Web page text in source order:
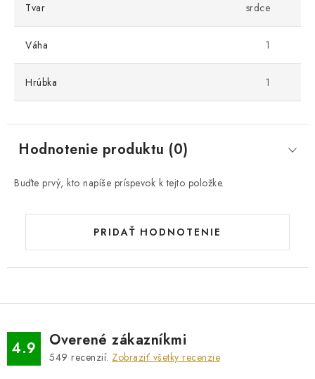
Tvar srdce
Váha 1
Hrúbka 1
Hodnotenie produktu (0)
Buďte prvý, kto napíše príspevok k tejto položke.
PRIDAŤ HODNOTENIE
4.9 Overené zákazníkmi
549 recenzií. Zobraziť všetky recenzie